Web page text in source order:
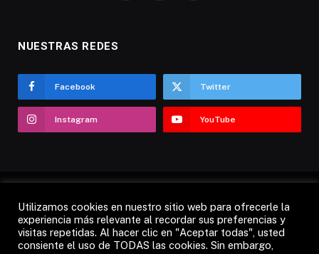
NUESTRAS REDES
Facebook Twitter
Instagram YouTube
AVISO LEGAL POLÍTICA DE COOKIES
POLÍTICA DE PRIVACIDAD CANDÁS 365 TV RADIO
Utilizamos cookies en nuestro sitio web para ofrecerle la
experiencia más relevante al recordar sus preferencias y
visitas repetidas. Al hacer clic en "Aceptar todas", usted
consiente el uso de TODAS las cookies. Sin embargo,